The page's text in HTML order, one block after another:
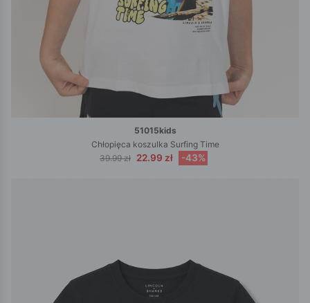
51015kids
Chłopięca koszulka Surfing Time
39.99 zł 22.99 zł -43%